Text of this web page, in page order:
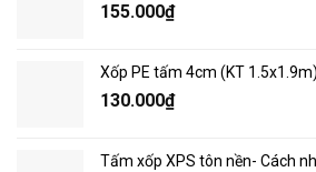
155.000₫
Xốp PE tấm 4cm (KT
130.000₫
Tấm xốp XPS tôn nền- Cách